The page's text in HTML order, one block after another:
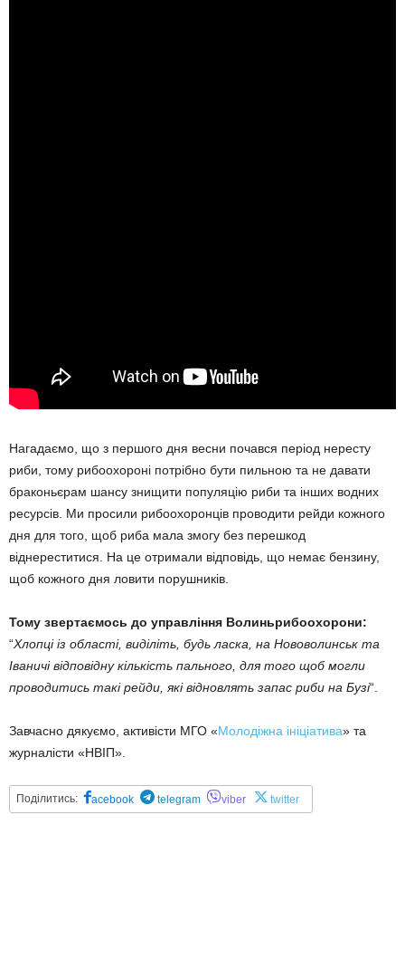
Нагадаємо, що з першого дня весни почався період нересту
риби, тому рибоохороні потрібно бути пильною та не давати
браконьєрам шансу знищити популяцію риби та інших водних
ресурсів. Ми просили рибоохоронців проводити рейди кожного
дня для того, щоб риба мала змогу без перешкод
віднереститися. На це отримали відповідь, що немає бензину,
щоб кожного дня ловити порушників.
Тому звертаємось до управління Волиньрибоохорони:
“Хлопці із області, виділіть, будь ласка, на Нововолинськ та
Іваничі відповідну кількість пального, для того щоб могли
проводитись такі рейди, які відновлять запас риби на Бузі“.
Завчасно дякуємо, активісти МГО «Молодіжна ініціатива» та
журналісти «НВІП».
Поділитись: acebook telegram viber twitter